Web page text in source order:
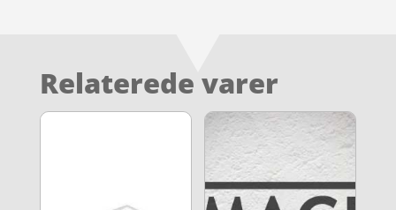
Relaterede varer